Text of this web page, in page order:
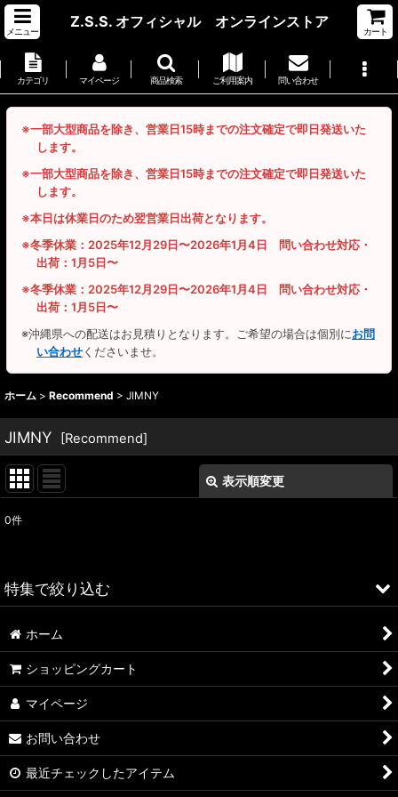
メニュー
Z.S.S. オフィシャル オンラインストア
カート
カテゴリ マイページ 商品検索 ご利用案内 問い合わせ
※一部大型商品を除き、営業日15時までの注文確定で即日発送いた
します。
※一部大型商品を除き、営業日15時までの注文確定で即日発送いた
します。
※本日は休業日のため翌営業日出荷となります。
※冬季休業：2025年12月29日〜2026年1月4日 問い合わせ対応・
出荷：1月5日〜
※冬季休業：2025年12月29日〜2026年1月4日 問い合わせ対応・
出荷：1月5日〜
※沖縄県への配送はお見積りとなります。ご希望の場合は個別にお問
い合わせくださいませ。
ホーム > Recommend > JIMNY
JIMNY [Recommend]
表示順変更
並び順:
0件
特集で絞り込む
ALFA ROMEO > 156
ALFA ROMEO > 147
ALFA ROMEO > 159
A4
ホーム
ショッピングカート
マイページ
お問い合わせ
最近チェックしたアイテム